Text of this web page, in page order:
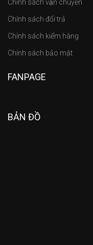
Chính sách vận chuyển
Chính sách đổi trả
Chính sách kiểm hàng
Chính sách bảo mật
FANPAGE
BẢN ĐỒ